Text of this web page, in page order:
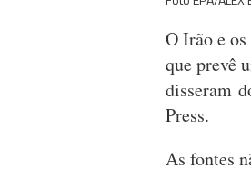
O Irão e
que prevê
disseram
Press.
As fontes